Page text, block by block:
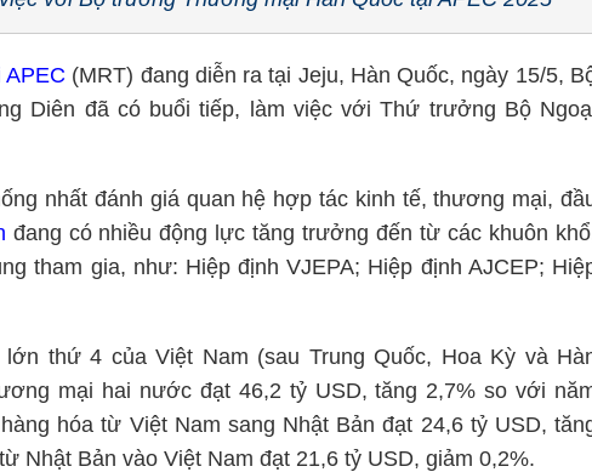
(MRT) đang diễn ra tại Jeju, Hàn Quốc, ngày 15/5,
Diên đã có buổi tiếp, làm việc với Thứ trưởng Bộ
nhất đánh giá quan hệ hợp tác kinh tế, thương mại,
đang có nhiều động lực tăng trưởng đến từ các khuôn
tham gia, như: Hiệp định VJEPA; Hiệp định AJCEP;
thứ 4 của Việt Nam (sau Trung Quốc, Hoa Kỳ và
mại hai nước đạt 46,2 tỷ USD, tăng 2,7% so với
hóa từ Việt Nam sang Nhật Bản đạt 24,6 tỷ USD,
Nhật Bản vào Việt Nam đạt 21,6 tỷ USD, giảm 0,2%.